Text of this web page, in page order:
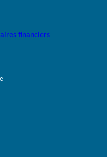
financiers